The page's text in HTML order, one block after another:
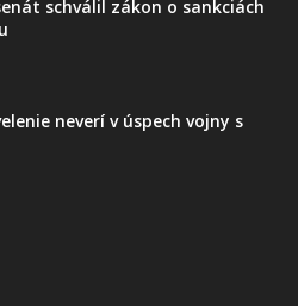
schválil zákon o sankciách
neverí v úspech vojny s